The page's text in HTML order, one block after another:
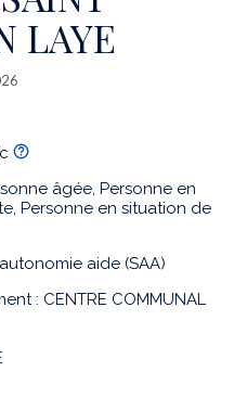
LAYE
âgée, Personne en
Personne en situation de
aide (SAA)
: CENTRE COMMUNAL